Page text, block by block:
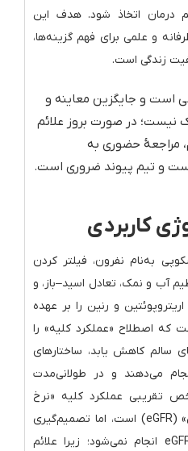
درمان اتخاذ شود. هدف این
و علمی برای فهم گزینه‌ها،
زندگی است.
است و جایگزین معاینه و
در صورت بروز علائم
مراجعهٔ حضوری به
و تیم پیوند ضروری است.
کاربردی
به‌نام نفرون، فیلتر کردن
آب و نمک، تعادل اسید–باز، و
و رنین را بر عهده
که اصطلاح «عملکرد کلیه» را
سالم کاهش یابد، ساختارهای
می‌دهند و در طولانی‌مدت
تقریبی عملکرد کلیه «نرخ
فیلتراسیون گلومرولی تخمینی» (eGFR) است، اما تصمیم‌گیری
درمانی تنها بر اساس عدد eGFR انجام نمی‌شود؛ زیرا علائم